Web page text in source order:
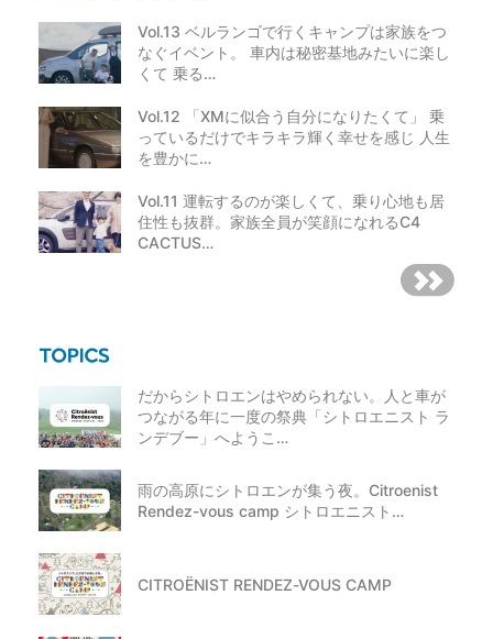
Vol.13 ベルランゴで行くキャンプは家族をつ
なぐイベント。 車内は秘密基地みたいに楽し
くて 乗る…
Vol.12 「XMに似合う自分になりたくて」 乗
っているだけでキラキラ輝く幸せを感じ 人生
を豊かに…
Vol.11 運転するのが楽しくて、乗り心地も居
住性も抜群。家族全員が笑顔になれるC4
CACTUS…
だからシトロエンはやめられない。人と車が
つながる年に一度の祭典「シトロエニスト ラ
ンデブー」へようこ…
雨の高原にシトロエンが集う夜。Citroenist
Rendez-vous camp シトロエニスト…
CITROËNIST RENDEZ-VOUS CAMP